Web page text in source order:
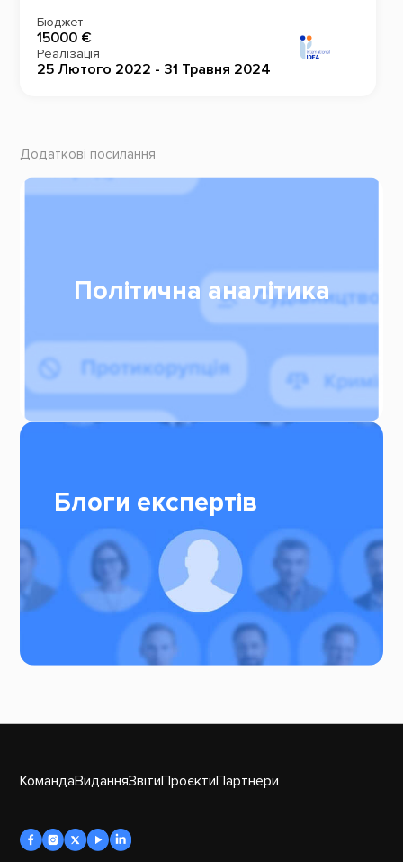
Бюджет
15000 €
Реалізація
25 Лютого 2022 - 31 Травня 2024
Додаткові посилання
Політична аналітика
Блоги експертів
КомандаВиданняЗвітиПроєктиПартнери